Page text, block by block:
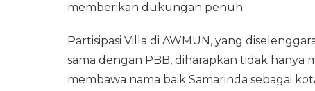
memberikan dukungan penuh.
Partisipasi Villa di AWMUN, yang
sama dengan PBB, diharapkan tidak hanya
membawa nama baik Samarinda sebagai